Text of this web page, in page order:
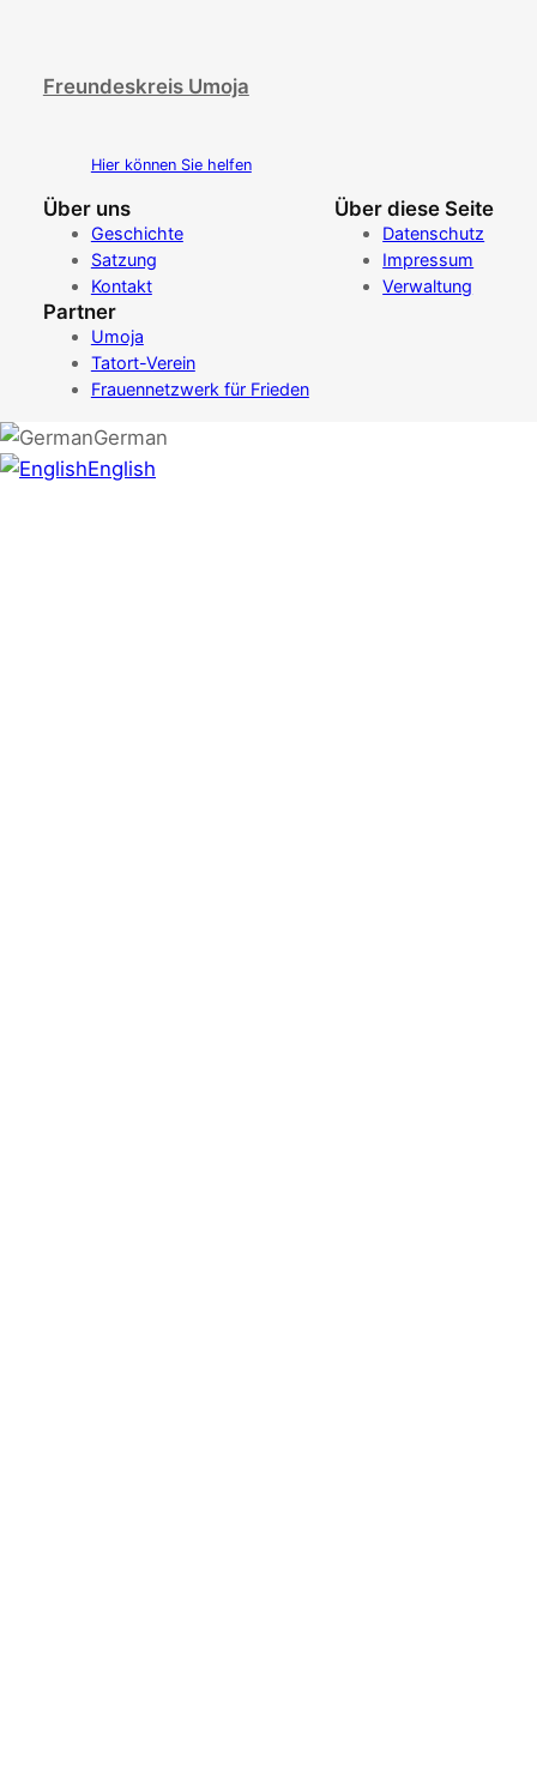
Freundeskreis Umoja
Hier können Sie helfen
Über uns
Geschichte
Satzung
Kontakt
Über diese Seite
Datenschutz
Impressum
Verwaltung
Partner
Umoja
Tatort-Verein
Frauennetzwerk für Frieden
German
English